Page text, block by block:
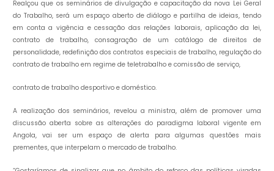
Realçou que os seminários de divulgação e capacitação da nova Lei Geral
do Trabalho, será um espaço aberto de diálogo e partilha de ideias, tendo
em conta a vigência e cessação das relações laborais, aplicação da lei,
contrato de trabalho, consagração de um catálogo de direitos de
personalidade, redefinição dos contratos especiais de trabalho, regulação do
contrato de trabalho em regime de teletrabalho e comissão de serviço,
contrato de trabalho desportivo e doméstico.
A realização dos seminários, revelou a ministra, além de promover uma
discussão aberta sobre as alterações do paradigma laboral vigente em
Angola, vai ser um espaço de alerta para algumas questões mais
prementes, que interpelam o mercado de trabalho.